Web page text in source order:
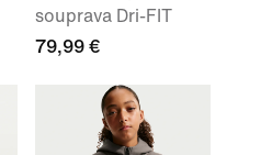
souprava Dri-FIT
79,99 €